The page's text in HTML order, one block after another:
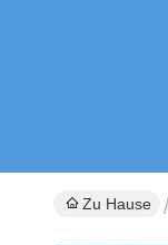
Zu Hause